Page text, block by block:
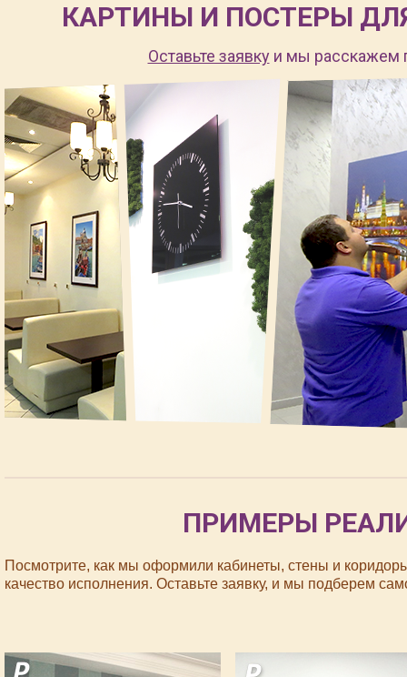
КАРТИНЫ И ПОСТЕРЫ
Оставьте заявкуи мы расскажем
ПРИМЕРЫ
Посмотрите, как мы оформили кабинеты, стены и
качество исполнения. Оставьте заявку, и мы подберем